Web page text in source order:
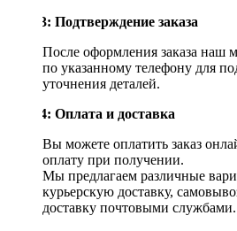
Шаг 3: Подтверждение заказа
После оформления заказа наш
по указанному телефону для
уточнения деталей.
Шаг 4: Оплата и доставка
Вы можете оплатить заказ
оплату при получении.
Мы предлагаем различные
курьерскую доставку,
доставку почтовыми службами.